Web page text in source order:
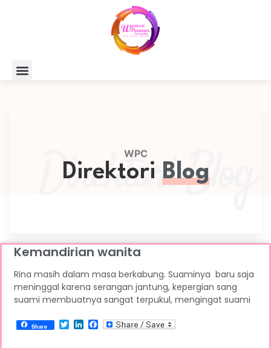
Direktori Blog
WPC
Direktori Blog
Kemandirian wanita
Rina masih dalam masa berkabung. Suaminya baru saja
meninggal karena serangan jantung, kepergian sang
suami membuatnya sangat terpukul, mengingat suami
Share TwitterLinkedIn
Facebook